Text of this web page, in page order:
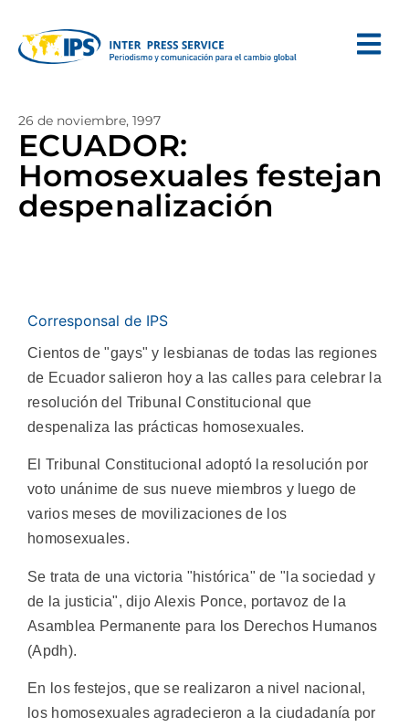
26 de noviembre, 1997
ECUADOR:
Homosexuales festejan
despenalización
Corresponsal de IPS
Cientos de "gays" y lesbianas de todas las regiones
de Ecuador salieron hoy a las calles para celebrar la
resolución del Tribunal Constitucional que
despenaliza las prácticas homosexuales.
El Tribunal Constitucional adoptó la resolución por
voto unánime de sus nueve miembros y luego de
varios meses de movilizaciones de los
homosexuales.
Se trata de una victoria "histórica" de "la sociedad y
de la justicia", dijo Alexis Ponce, portavoz de la
Asamblea Permanente para los Derechos Humanos
(Apdh).
En los festejos, que se realizaron a nivel nacional,
los homosexuales agradecieron a la ciudadanía por